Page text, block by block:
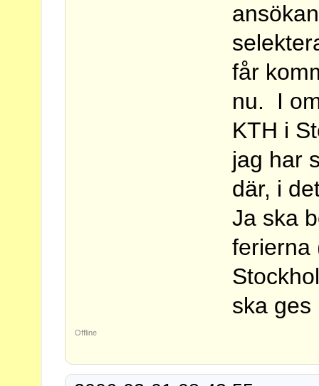
får
nu. I
KTH i
jag har
där, i
Ja ska
ferierna
ska ges
Offline